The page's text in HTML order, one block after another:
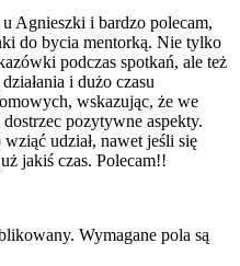
Agnieszki i bardzo polecam,
do bycia mentorką. Nie tylko
podczas spotkań, ale też
i dużo czasu
wskazując, że we
pozytywne aspekty.
udział, nawet jeśli się
jakiś czas. Polecam!!
Wymagane pola są